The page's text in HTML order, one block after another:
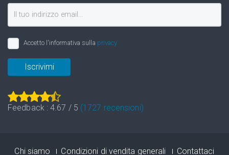
Accetto l'informativa sulla privacy
Iscrivimi
Feedback :4.67 / 5 (1727 recensioni)
Chi siamo Condizioni di vendita generali Contattaci